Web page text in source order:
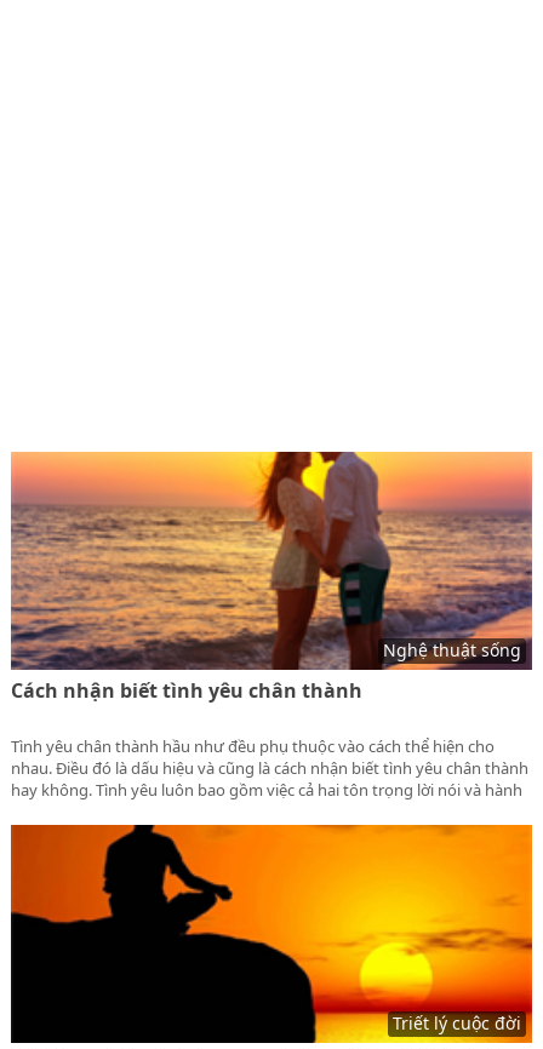
Nghệ thuật sống
Cách nhận biết tình yêu chân thành
Tình yêu chân thành hầu như đều phụ thuộc vào cách thể hiện cho
nhau. Điều đó là dấu hiệu và cũng là cách nhận biết tình yêu chân thành
hay không. Tình yêu luôn bao gồm việc cả hai tôn trọng lời nói và hành
Triết lý cuộc đời